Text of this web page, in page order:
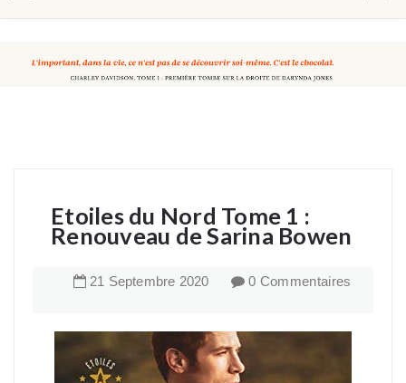
Etoiles du Nord Tome 1 :
Renouveau de Sarina Bowen
21 Septembre 2020 0 Commentaires